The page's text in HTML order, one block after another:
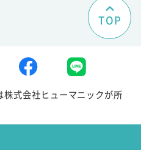
TOP
株式会社ヒューマニックが所